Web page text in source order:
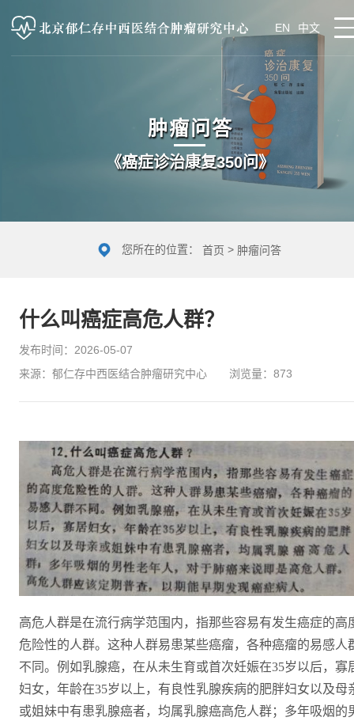
EN 中文
肿瘤问答
《癌症诊治康复350问》
您所在的位置： 首页 > 肿瘤问答
什么叫癌症高危人群？
发布时间：2026-05-07
来源：郁仁存中西医结合肿瘤研究中心
浏览量： 873
高危人群是在流行病学范围内，指那些容易有发生癌症的高
危险性的人群。这种人群易患某些癌瘤，各种癌瘤的易感人
不同。例如乳腺癌，在从未生育或首次妊娠在35岁以后，寡
妇女，年龄在35岁以上，有良性乳腺疾病的肥胖妇女以及母
或姐妹中有患乳腺癌者，均属乳腺癌高危人群；多年吸烟的